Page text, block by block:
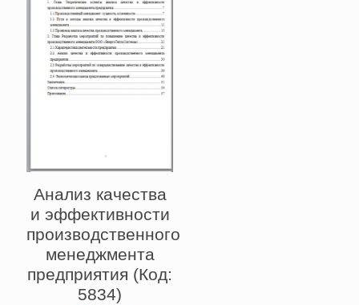
5024)
quantity
Анализ качества
и эффективности
производственного
менеджмента
предприятия (Код:
5834)